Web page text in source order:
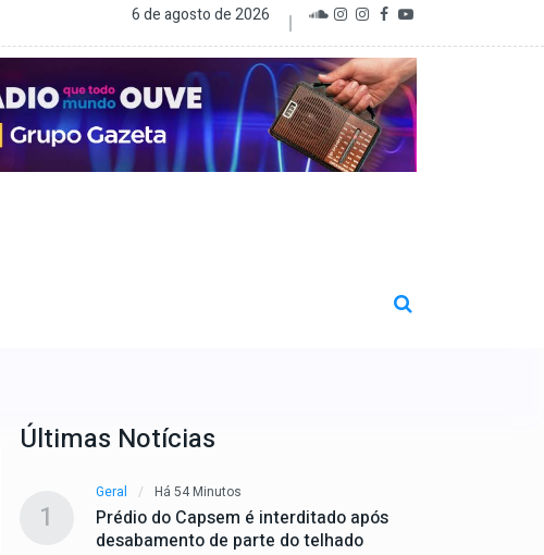
6 de agosto de 2026
Últimas Notícias
1
Geral Há 54 Minutos
Prédio do Capsem é interditado após
desabamento de parte do telhado